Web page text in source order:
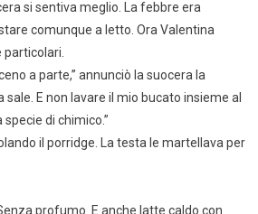
si sentiva meglio. La febbre era
comunque a letto. Ora Valentina
particolari.
a parte,” annunciò la suocera la
sale. E non lavare il mio bucato insieme al
di chimico.”
il porridge. La testa le martellava per
profumo. E anche latte caldo con